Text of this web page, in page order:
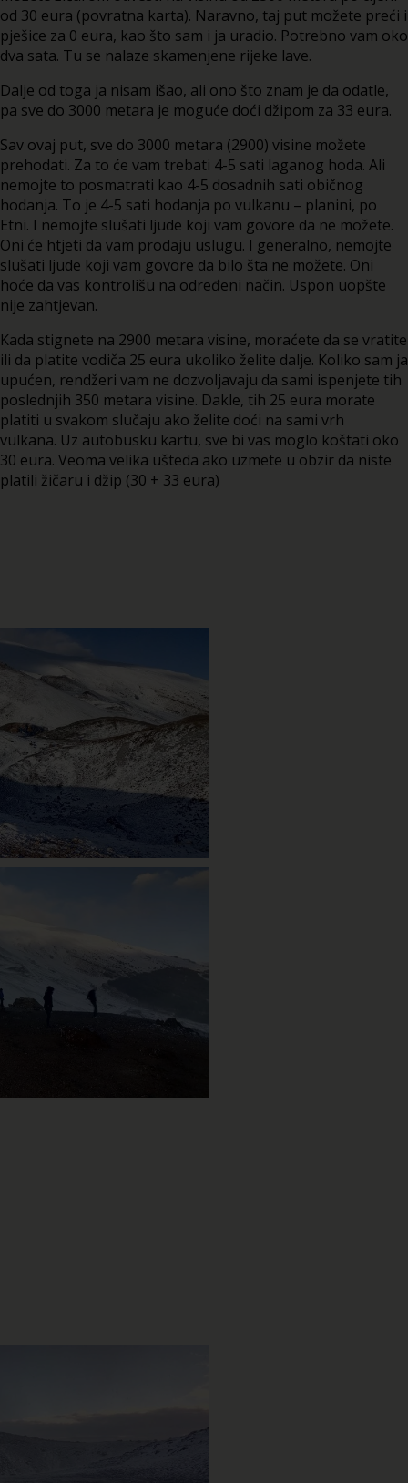
od 30 eura (povratna karta). Naravno, taj put možete preći i
pješice za 0 eura, kao što sam i ja uradio. Potrebno vam oko
dva sata. Tu se nalaze skamenjene rijeke lave.
Dalje od toga ja nisam išao, ali ono što znam je da odatle,
pa sve do 3000 metara je moguće doći džipom za 33 eura.
Sav ovaj put, sve do 3000 metara (2900) visine možete
prehodati. Za to će vam trebati 4-5 sati laganog hoda. Ali
nemojte to posmatrati kao 4-5 dosadnih sati običnog
hodanja. To je 4-5 sati hodanja po vulkanu – planini, po
Etni. I nemojte slušati ljude koji vam govore da ne možete.
Oni će htjeti da vam prodaju uslugu. I generalno, nemojte
slušati ljude koji vam govore da bilo šta ne možete. Oni
hoće da vas kontrolišu na određeni način. Uspon uopšte
nije zahtjevan.
Kada stignete na 2900 metara visine, moraćete da se vratite
ili da platite vodiča 25 eura ukoliko želite dalje. Koliko sam ja
upućen, rendžeri vam ne dozvoljavaju da sami ispenjete tih
poslednjih 350 metara visine. Dakle, tih 25 eura morate
platiti u svakom slučaju ako želite doći na sami vrh
vulkana. Uz autobusku kartu, sve bi vas moglo koštati oko
30 eura. Veoma velika ušteda ako uzmete u obzir da niste
platili žičaru i džip (30 + 33 eura)